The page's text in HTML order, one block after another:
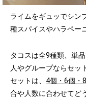
ライムをギュッでシン
種スパイスやハラペー
タコスは全9種類、単
人やグループならセッ
セットは、 4個・6個・
合や人数に合わせてど